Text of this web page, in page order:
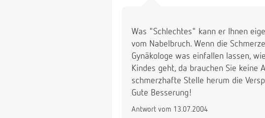
Was "Schlechtes" kann er Ihnen
vom Nabelbruch. Wenn die
Gynäkologe was einfallen lassen,
Kindes geht, da brauchen Sie keine
schmerzhafte Stelle herum die
Gute Besserung!
Antwort vom 13.07.2004